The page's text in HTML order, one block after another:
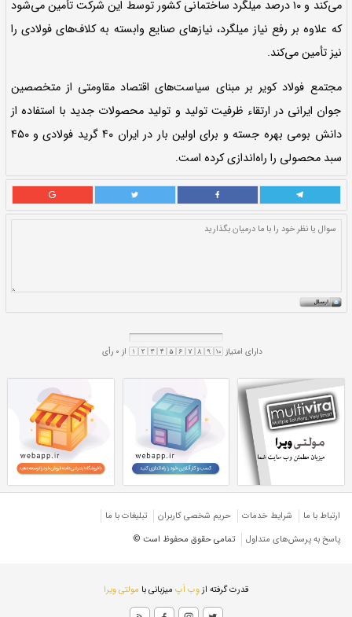
از قطب‌های تولید کننده میلگرد در ایران
۱۳۸۶ به بهره‌برداری رسیده است و در بازار آهن و فولاد
ساختمانی کشور توسط این شرکت تأمین می‌شود
صنایع وابسته به کلاف‌های فولادی را
سیاست‌های اقتصاد مقاومتی از متخصصین
و تولید محصولات جدید با استفاده از
ارتباط با ما شرایط خدمات حريم شخصی كاربران
تبليغات با ما
پاسخ به پرسش‌های متداول
تمامی حقوق محفوظ است ©
قدرت گرفته ازوِب اَپ میزبانی با مولتی ویرا